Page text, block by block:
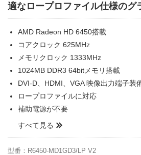
適なロープロファイル仕様のグ
AMD Radeon HD 6450搭載
コアクロック 625MHz
メモリクロック 1333MHz
1024MB DDR3 64bitメモリ搭載
DVI-D、HDMI、VGA 映像出力端子装
ロープロファイルに対応
補助電源が不要
すべて見る
型番：R6450-MD1GD3/LP V2